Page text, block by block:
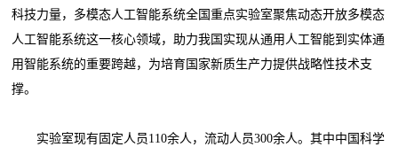
科技力量，多模态人工智能系统全国重点实验室聚焦动态开放多模态
人工智能系统这一核心领域，助力我国实现从通用人工智能到实体通
用智能系统的重要跨越，为培育国家新质生产力提供战略性技术支
撑。
实验室现有固定人员110余人，流动人员300余人。其中中国科学